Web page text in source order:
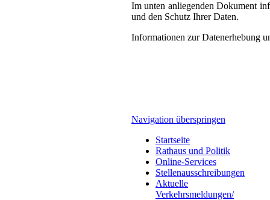
Im unten anliegenden Dokument
und den Schutz Ihrer Daten.
Informationen zur Datenerhebung
Navigation überspringen
Startseite
Rathaus und Politik
Online-Services
Stellenausschreibungen
Aktuelle
Verkehrsmeldungen/